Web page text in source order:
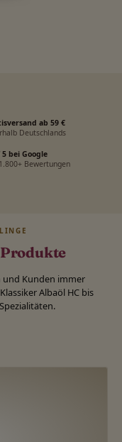
ab 59 €
Deutschlands
5 bei Google
Bewertungen
und Kunden immer
Albaöl HC bis